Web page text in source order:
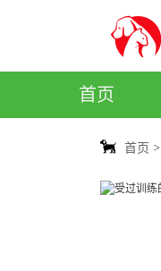
首页
首页